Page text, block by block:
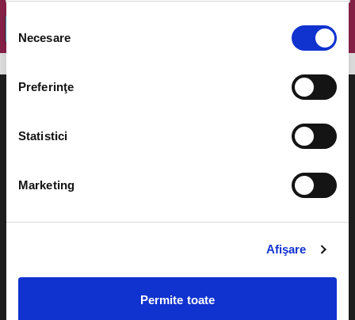
consimțământului
Necesare
Preferinţe
Statistici
Marketing
Afişare
Permite toate
Plata online sau cash
Concerte si